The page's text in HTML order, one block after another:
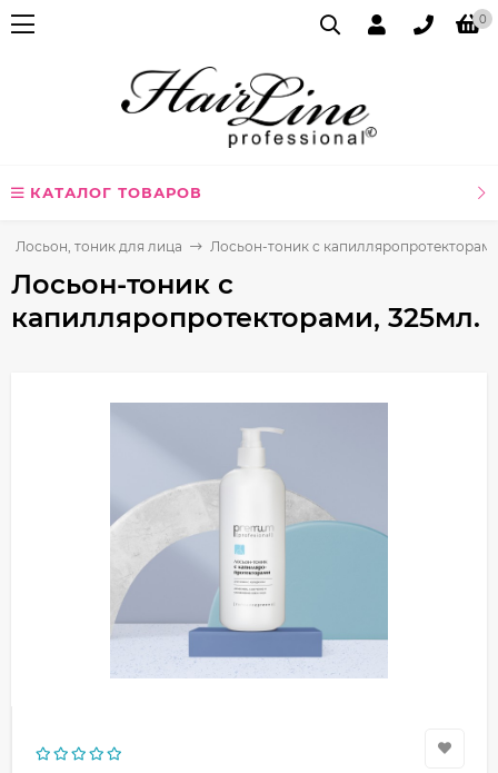
0
КАТАЛОГ ТОВАРОВ
Лосьон, тоник для лица Лосьон-тоник с
Лосьон-тоник с
капилляропротекторами, 325мл.